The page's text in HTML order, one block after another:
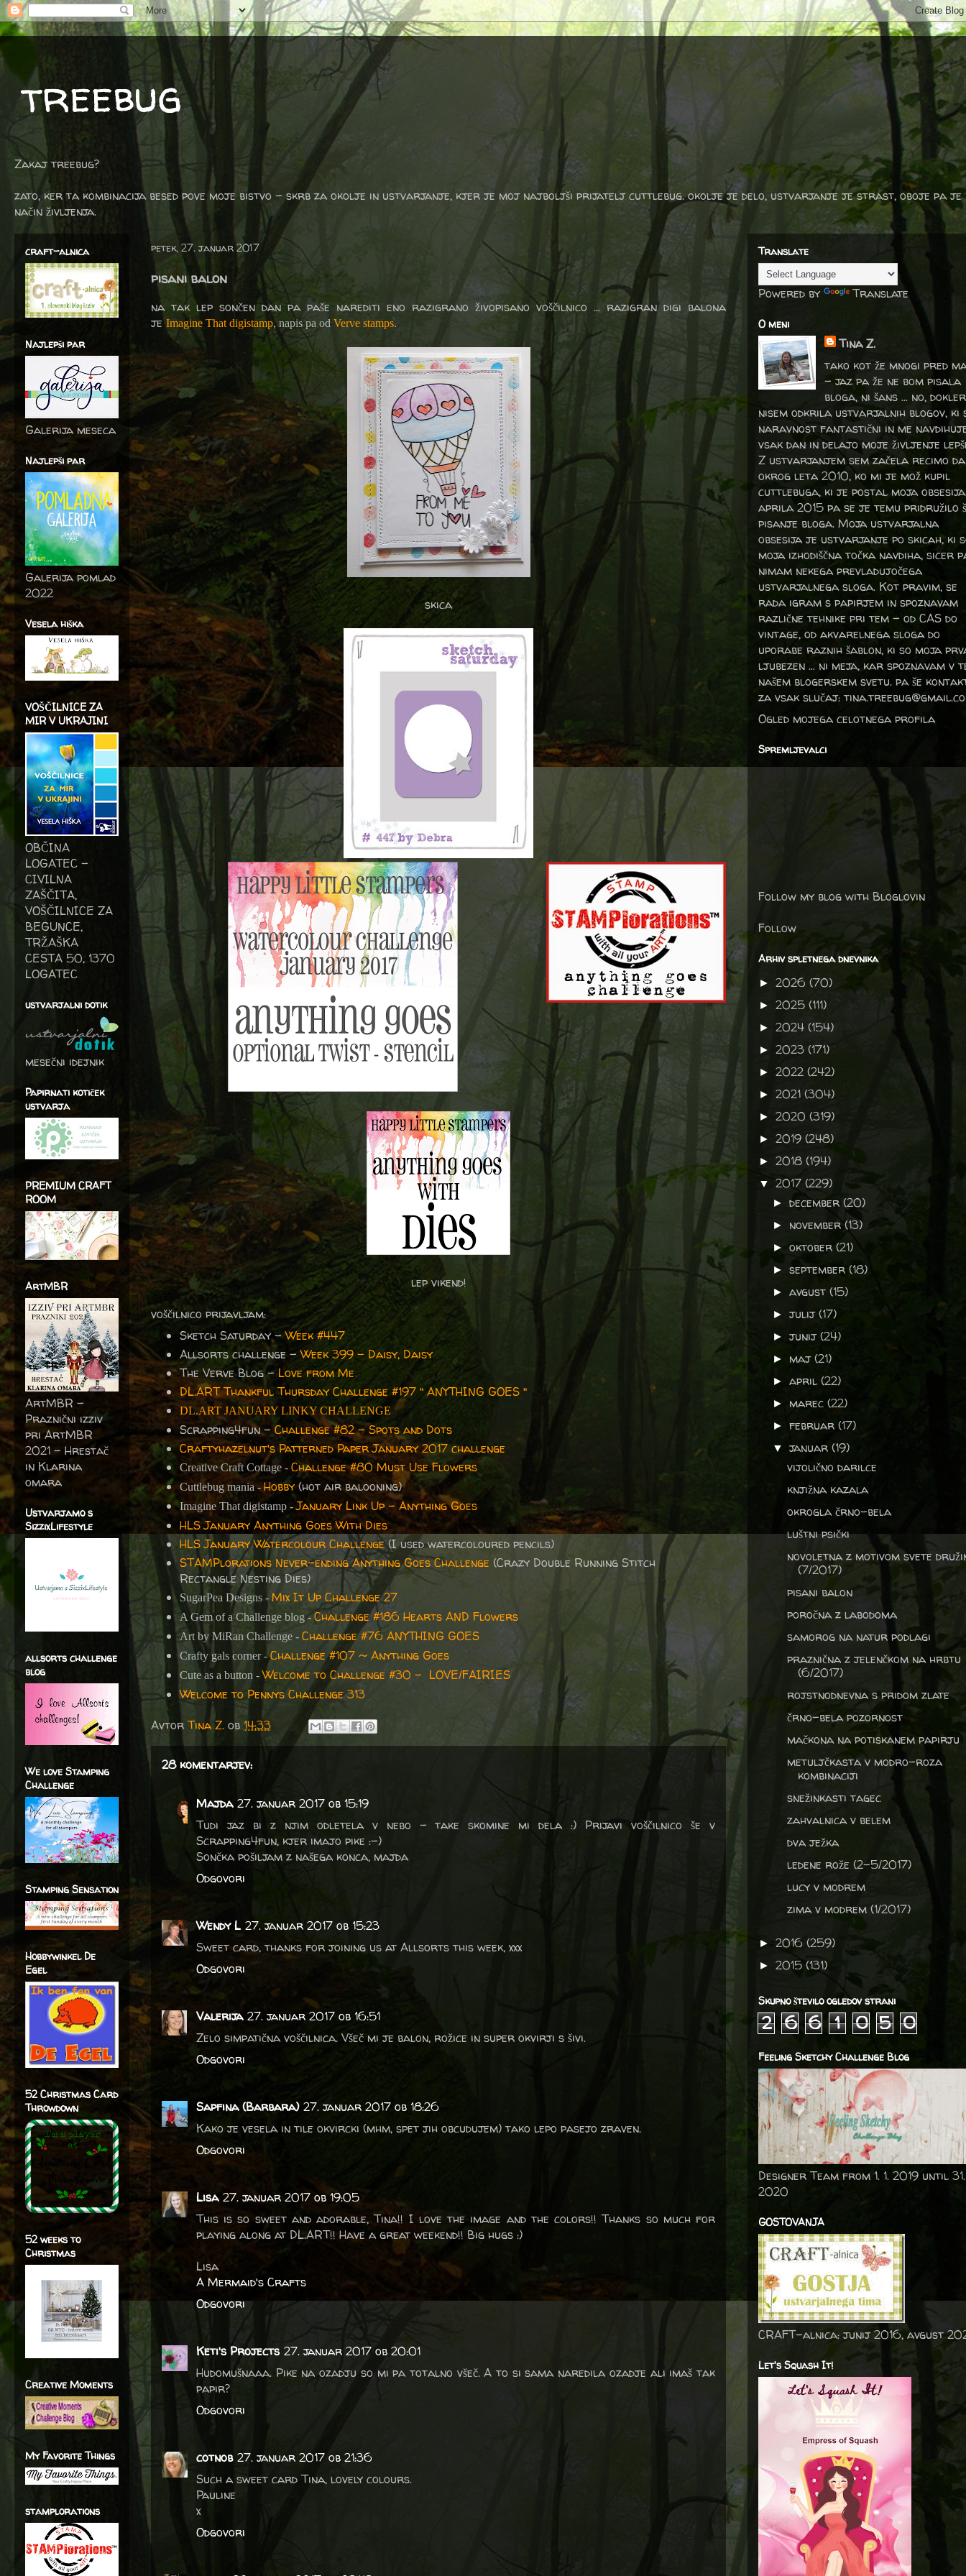
treebug
Zakaj treebug?
zato, ker ta kombinacija besed pove moje bistvo - skrb za okolje in ustvarjanje, kjer je moj najboljši prijatelj cuttlebug. okolje je delo, ustvarjanje je strast, oboje pa je
način življenja.
petek, 27. januar 2017
pisani balon
na tak lep sončen dan pa paše narediti eno razigrano živopisano voščilnico ... razigran digi balona
jeImagine That digistamp, napis pa od Verve stamps.
skica
lep vikend!
voščilnico prijavljam:
Sketch Saturday -Week #447
Allsorts challenge -Week 399 - Daisy, Daisy
The Verve Blog - Love from Me
DL.ART Thankful Thursday Challenge #197 " ANYTHING GOES "
DL.ART JANUARY LINKY CHALLENGE
Scrapping4fun - Challenge #82 - Spots and Dots
Craftyhazelnut's Patterned Paper January 2017 challenge
Creative Craft Cottage - Challenge #80 Must Use Flowers
Cuttlebug mania -Hobby(hot air balooning)
Imagine That digistamp -January Link Up - Anything Goes
HLS January Anything Goes With Dies
HLS January Watercolour Challenge(I used watercoloured pencils)
STAMPlorations Never-ending Anything Goes Challenge (Crazy Double Running Stitch
Rectangle Nesting Dies)
SugarPea Designs - Mix It Up Challenge 27
A Gem of a Challenge blog -Challenge #186 Hearts AND Flowers
Art by MiRan Challenge - Challenge #76 ANYTHING GOES
Crafty gals corner -Challenge #107 ~ Anything Goes
Cute as a button -Welcome to Challenge #30 - LOVE/FAIRIES
Welcome to Pennys Challenge 313
AvtorTina Z. ob 14:33
28 komentarjev:
Majda 27. januar 2017 ob 15:19
Tudi jaz bi z njim odletela v nebo - take skomine mi dela :) Prijavi voščilnico še v
Scrapping4fun, kjer imajo pike :-)
Sončka pošiljam z našega konca, majda
Odgovori
Wendy L 27. januar 2017 ob 15:23
Sweet card, thanks for joining us at Allsorts this week, xxx
Odgovori
Valerija 27. januar 2017 ob 16:51
Zelo simpatična voščilnica. Všeč mi je balon, rožice in super okvirji s šivi.
Odgovori
Sapfina (Barbara) 27. januar 2017 ob 18:26
Kako je vesela in tile okvircki (mhm, spet jih obcudujem) tako lepo pasejo zraven.
Odgovori
Lisa 27. januar 2017 ob 19:05
This is so sweet and adorable, Tina!! I love the image and the colors!! Thanks so much for
playing along at DL.ART!! Have a great weekend!! Big hugs :)
Lisa
A Mermaid's Crafts
Odgovori
Keti's Projects 27. januar 2017 ob 20:01
Hudomušnaaa. Pike na ozadju so mi pa totalno všeč. A to si sama naredila ozadje ali imaš tak
papir?
Odgovori
cotnob 27. januar 2017 ob 21:36
Such a sweet card Tina, lovely colours.
Pauline
x
Odgovori
craft-alnica
Najlepši par
Galerija meseca
Najlepši par
Galerija pomlad
2022
Vesela hiška
VOŠČILNICE ZA
MIR V UKRAJINI
OBČINA
LOGATEC -
CIVILNA
ZAŠČITA,
VOŠČILNICE ZA
BEGUNCE,
TRŽAŠKA
CESTA 50, 1370
LOGATEC
ustvarjalni dotik
mesečni idejnik
Papirnati kotiček
ustvarja
PREMIUM CRAFT
ROOM
ArtMBR
ArtMBR -
Praznični izziv
pri ArtMBR
2021 – Hrestač
in Klarina
omara
Ustvarjamo s
SizzixLifestyle
allsorts challenge
blog
We love Stamping
Challenge
Stamping Sensation
Hobbywinkel De
Egel
52 Christmas Card
Throwdown
52 weeks to
Christmas
Creative Moments
My Favorite Things
stamplorations
Translate
Powered by Translate
O meni
Tina Z.
tako kot že mnogi pred
- jaz pa že ne bom pisala
bloga, ni šans ... no, dokler
nisem odkrila ustvarjalnih blogov, ki
naravnost fantastični in me
vsak dan in delajo moje življenje
Z ustvarjanjem sem začela recimo da
okrog leta 2010, ko mi je mož kupil
cuttlebuga, ki je postal moja
aprila 2015 pa se je temu pridružilo
pisanje bloga. Moja ustvarjalna
obsesija je ustvarjanje po skicah, ki
moja izhodiščna točka navdiha, sicer
nimam nekega prevladujočega
ustvarjalnega sloga. Kot pravim, se
rada igram s papirjem in spoznavam
različne tehnike pri tem – od CAS do
vintage, od akvarelnega sloga do
uporabe raznih šablon, ki so moja
ljubezen … ni meja, kar spoznavam v
našem blogerskem svetu. pa še
za vsak slučaj:
Ogled mojega celotnega profila
Spremljevalci
Follow my blog with Bloglovin
Follow
Arhiv spletnega dnevnika
► 2026 (70)
► 2025 (111)
► 2024 (154)
► 2023 (171)
► 2022 (242)
► 2021 (304)
► 2020 (319)
► 2019 (248)
► 2018 (194)
▼ 2017 (229)
►december(20)
► november(13)
►oktober(21)
►september(18)
►avgust(15)
►julij(17)
►junij(24)
► maj(21)
►april(22)
► marec(22)
►februar(17)
▼januar(19)
vijolično darilce
knjižna kazala
okrogla črno-bela
luštni psički
novoletna z motivom svete
(7/2017)
pisani balon
poročna z labodoma
samorog na natur podlagi
praznična z jelenčkom na hrbtu
(6/2017)
rojstnodnevna s pridom zlate
črno-bela pozornost
mačkona na potiskanem papirju
metuljčkasta v modro-roza
kombinaciji
snežinkasti tagec
zahvalnica v belem
dva ježka
ledene rože (2-5/2017)
lucy v modrem
zima v modrem (1/2017)
► 2016 (259)
► 2015 (131)
Skupno število ogledov strani
2 6 6 1 0 5 0
Feeling Sketchy Challenge Blog
Designer Team from 1. 1. 2019 until
2020
GOSTOVANJA
CRAFT-alnica: junij 2016, avgust
Let's Squash It!